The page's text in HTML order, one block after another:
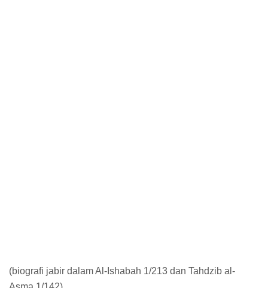
(biografi jabir dalam Al-Ishabah 1/213 dan Tahdzib al-